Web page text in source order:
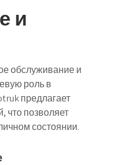
и
обслуживание и
роль в
предлагает
что позволяет
состоянии.